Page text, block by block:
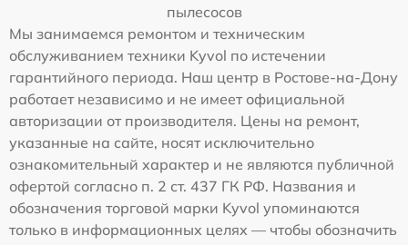
пылесосов
Мы занимаемся ремонтом и техническим
обслуживанием техники Kyvol по истечении
гарантийного периода. Наш центр в Ростове-на-Дону
работает независимо и не имеет официальной
авторизации от производителя. Цены на ремонт,
указанные на сайте, носят исключительно
ознакомительный характер и не являются публичной
офертой согласно п. 2 ст. 437 ГК РФ. Названия и
обозначения торговой марки Kyvol упоминаются
только в информационных целях — чтобы обозначить